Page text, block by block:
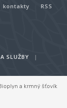
kontakty RSS
SLUŽBY
|
a krmný šťovík